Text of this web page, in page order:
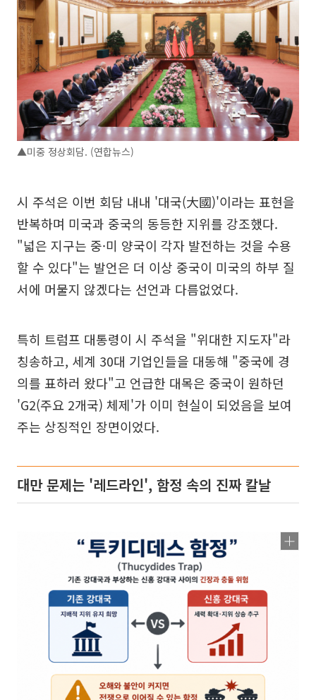
▲미중 정상회담. (연합뉴스)
시 주석은 이번 회담 내내 '대국(大國)'이라는 표현을
반복하며 미국과 중국의 동등한 지위를 강조했다.
"넓은 지구는 중·미 양국이 각자 발전하는 것을 수용
할 수 있다"는 발언은 더 이상 중국이 미국의 하부 질
서에 머물지 않겠다는 선언과 다름없었다.
특히 트럼프 대통령이 시 주석을 "위대한 지도자"라
칭송하고, 세계 30대 기업인들을 대동해 "중국에 경
의를 표하러 왔다"고 언급한 대목은 중국이 원하던
'G2(주요 2개국) 체제'가 이미 현실이 되었음을 보여
주는 상징적인 장면이었다.
대만 문제는 '레드라인', 함정 속의 진짜 칼날